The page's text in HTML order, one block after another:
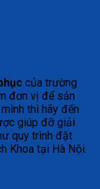
của trường
đơn vị để sản
thì hãy đến
giúp đỡ giải
quy trình đặt
Khoa tại Hà Nội.